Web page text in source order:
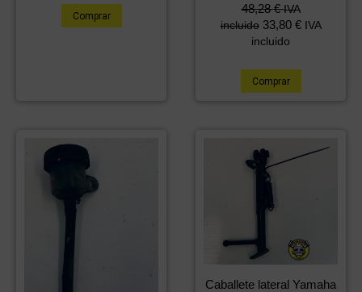
Comprar
El
precio
original
60,38 €.
48,28€El
precio
actual
48,28 €.
IVA
incluido 33,80 € IVA
incluido
Comprar
Caballete lateral Yamaha